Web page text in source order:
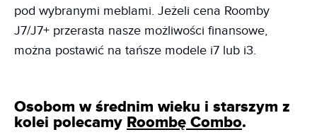
pod wybranymi meblami. Jeżeli cena Roomby
J7/J7+ przerasta nasze możliwości finansowe,
można postawić na tańsze modele i7 lub i3.
Osobom w średnim wieku i starszym z
kolei polecamy Roombę Combo.